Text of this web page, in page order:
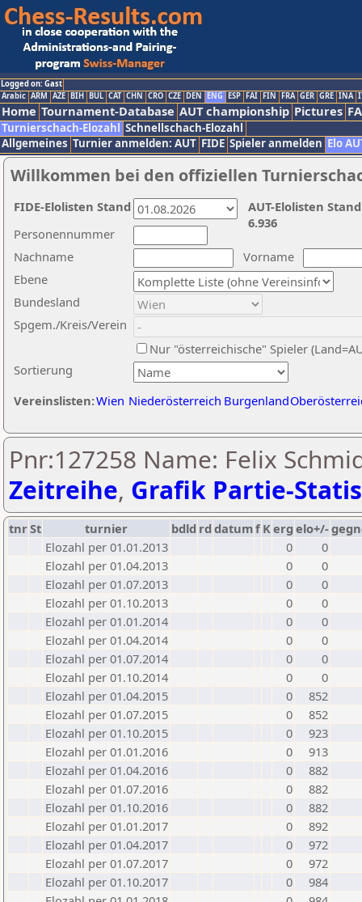
Logged on: Gast
Arabic ARM AZE BIH BUL CAT CHN CRO CZE DEN ENG ESP FAI FIN FRA GER GRE INA
Home Tournament-Database AUT championship Pictures
Turnierschach-Elozahl Schnellschach-Elozahl
Allgemeines Turnier anmelden: AUT FIDE Spieler anmelden Elo
Willkommen bei den offiziellen
Nachname
Vorname
Ebene
Sortierung
Personennummer
Bundesland
Spgem./Kreis/Verein
Nur "österreichische" Spieler
Vereinslisten:Wien Niederösterreich Burgenland
AUT-Elolisten
6.936
FIDE-Elolisten Stand
Pnr:127258 Name: Felix
Zeitreihe, Grafik Partie-
tnrSt turnier bdld rd datumf Kerg elo+/-
Elozahl per 01.01.2013
0
0
Elozahl per 01.04.2013
0
0
Elozahl per 01.07.2013
0
0
Elozahl per 01.10.2013
0
0
Elozahl per 01.01.2014
0
0
Elozahl per 01.04.2014
0
0
Elozahl per 01.07.2014
0
0
Elozahl per 01.10.2014
0
0
Elozahl per 01.04.2015
0
852
Elozahl per 01.07.2015
0
852
Elozahl per 01.10.2015
0
923
Elozahl per 01.01.2016
0
913
Elozahl per 01.04.2016
0
882
Elozahl per 01.07.2016
0
882
Elozahl per 01.10.2016
0
882
Elozahl per 01.01.2017
0
892
Elozahl per 01.04.2017
0
972
Elozahl per 01.07.2017
0
972
Elozahl per 01.10.2017
0
984